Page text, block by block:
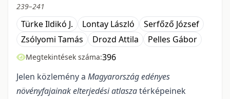
239–241
Türke Ildikó J. Lontay László
Serfőző József
Zsólyomi Tamás
Drozd Attila Pelles Gábor
Megtekintések száma:396
Jelen közlemény a Magyarország edényes
növényfajainak elterjedési atlaszatérképei­nek